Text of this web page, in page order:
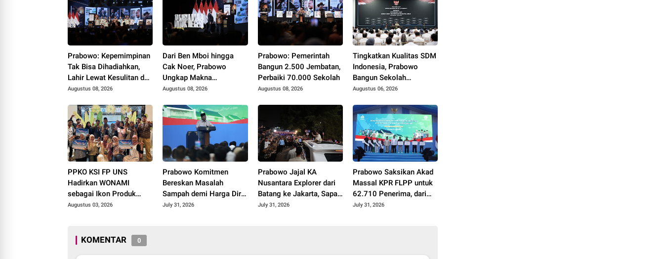
Prabowo: Kepemimpinan
Tak Bisa Dihadiahkan,
Lahir Lewat Kesulitan dan
Keberanian
Augustus 08, 2026
Dari Ben Mboi hingga
Cak Noer, Prabowo
Ungkap Makna
Kepemimpinan: Bekerja,
Akal Sehat
Augustus 08, 2026
Prabowo: Pemerintah
Bangun 2.500 Jembatan,
Perbaiki 70.000 Sekolah
Augustus 08, 2026
Tingkatkan Kualitas SDM
Indonesia, Prabowo
Bangun Sekolah
Unggulan hingga Undang
Augustus 06, 2026
PPKO KSI FP UNS
Hadirkan WONAMI
sebagai Ikon Produk
Desa Wonorejo, Raih
2026
Augustus 03, 2026
Prabowo Komitmen
Bereskan Masalah
Sampah demi Harga Diri
Bangsa
July 31, 2026
Prabowo Jajal KA
Nusantara Explorer dari
Batang ke Jakarta, Sapa
Hangat Warga
July 31, 2026
Prabowo Saksikan Akad
Massal KPR FLPP untuk
62.710 Penerima, dari
Guru SD hingga
July 31, 2026
KOMENTAR 0